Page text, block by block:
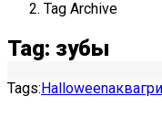
Tag Archive
Tag: зубы
Tags:Halloween